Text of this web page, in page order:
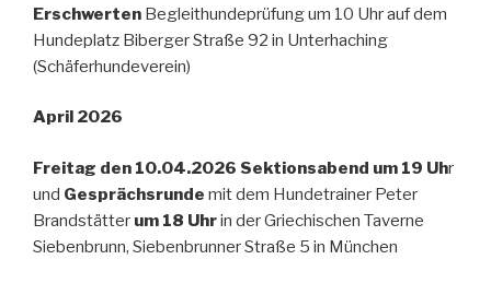
Erschwerten Begleithundeprüfung um 10 Uhr auf dem
Hundeplatz Biberger Straße 92 in Unterhaching
(Schäferhundeverein)
April 2026
Freitag den 10.04.2026 Sektionsabend um 19 Uhr
und Gesprächsrunde mit dem Hundetrainer Peter
Brandstätter um 18 Uhrin der Griechischen Taverne
Siebenbrunn, Siebenbrunner Straße 5 in München